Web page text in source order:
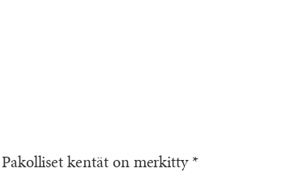
Pakolliset kentät on merkitty *